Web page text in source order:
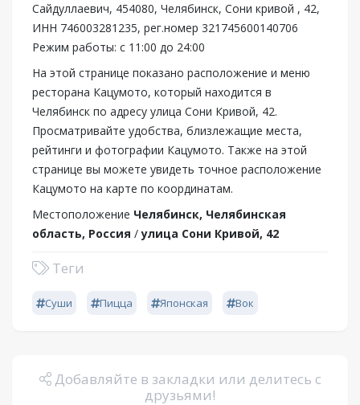
Сайдуллаевич, 454080, Челябинск, Сони кривой , 42,
ИНН 746003281235, рег.номер 321745600140706
Режим работы: с 11:00 до 24:00
На этой странице показано расположение и меню
ресторана Кацумото, который находится в
Челябинск по адресу улица Сони Кривой, 42.
Просматривайте удобства, близлежащие места,
рейтинги и фотографии Кацумото. Также на этой
странице вы можете увидеть точное расположение
Кацумото на карте по координатам.
Местоположение Челябинск, Челябинская
область, Россия /улица Сони Кривой, 42
Теги
Суши Пицца Японская Вок
Добавляйте в закладки или делитесь с
друзьями!